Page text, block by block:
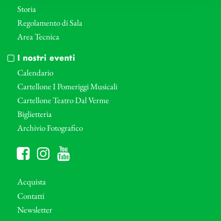
Storia
Regolamento di Sala
Area Tecnica
I nostri eventi
Calendario
Cartellone I Pomeriggi Musicali
Cartellone Teatro Dal Verme
Biglietteria
Archivio Fotografico
Acquista
Contatti
Newsletter